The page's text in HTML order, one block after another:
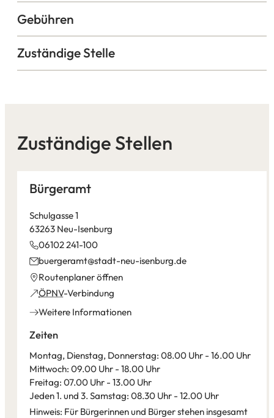
Gebühren
Zuständige Stelle
Zuständige Stellen
Bürgeramt
Schulgasse 1
63263 Neu-Isenburg
06102 241-100
buergeramt stadt-neu-isenburg de
Routenplaner öffnen
(Öffnet
in
neuen
Tab)
ÖPNV-Verbindung
(Öffnet
in
neuen
Weitere Informationen
Zeiten
Montag, Dienstag, Donnerstag: 08.00 Uhr - 16.00 Uhr
Mittwoch: 09.00 Uhr - 18.00 Uhr
Freitag: 07.00 Uhr - 13.00 Uhr
Jeden 1. und 3. Samstag: 08.30 Uhr - 12.00 Uhr
Hinweis: Für Bürgerinnen und Bürger stehen insgesamt